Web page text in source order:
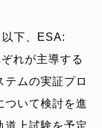
下、ESA:
れが主導する
テムの実証プロ
ついて検討を進